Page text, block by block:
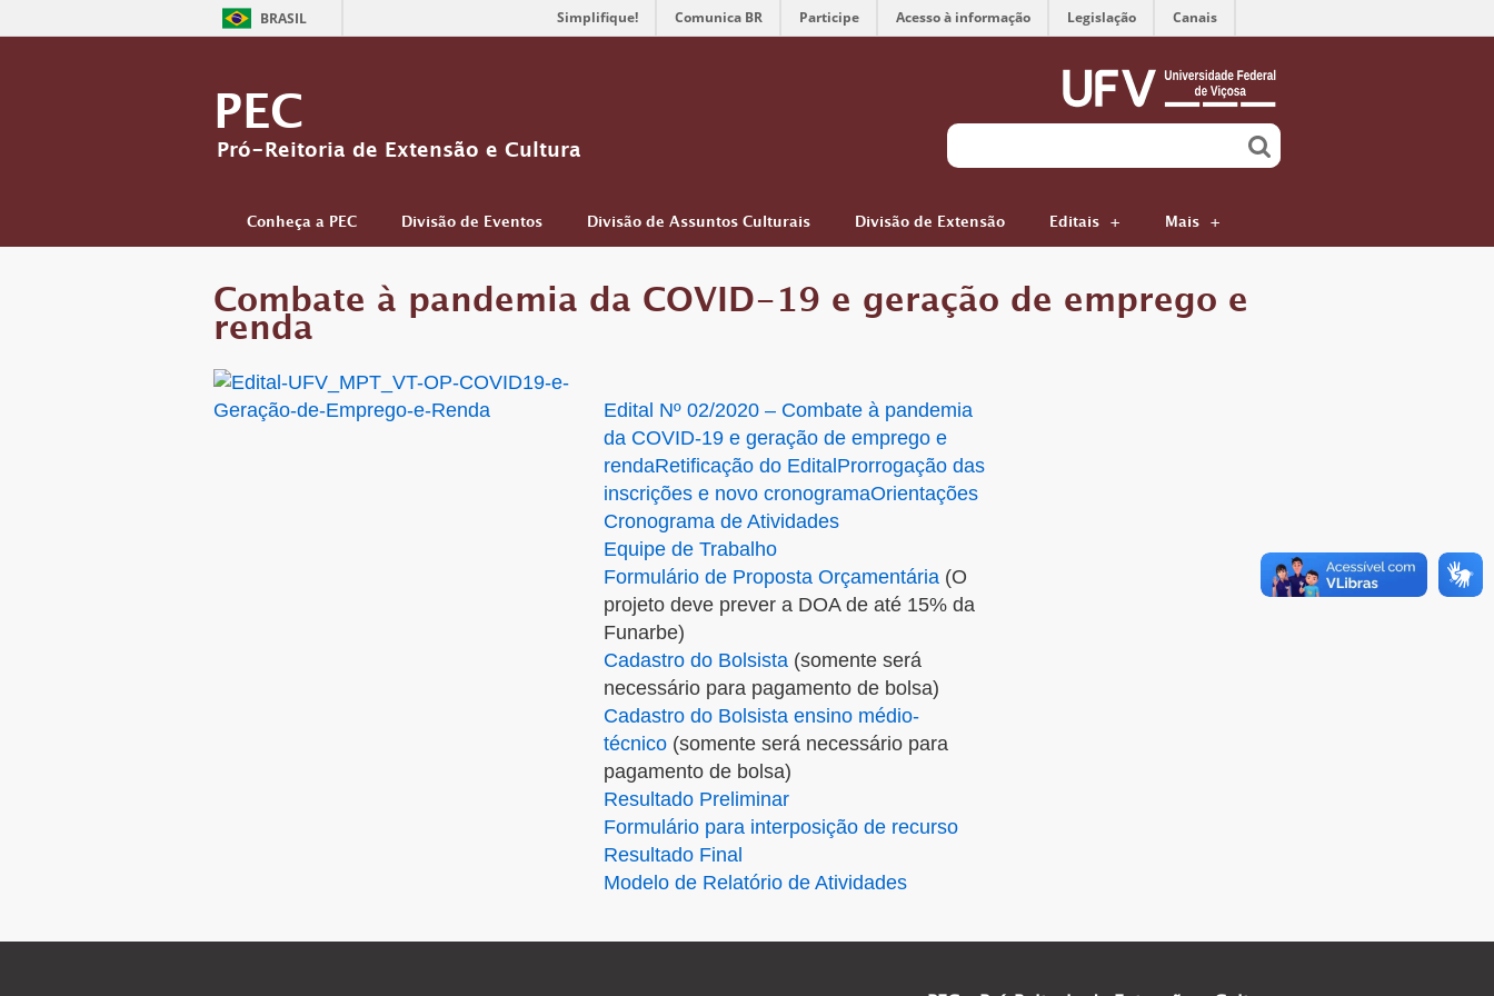
BRASIL Simplifique! Comunica BR Participe Acesso à informação Legislação Canais
PEC
Pró-Reitoria de Extensão e Cultura
Conheça a PEC Divisão de Eventos Divisão de Assuntos Culturais Divisão de Extensão Editais Mais
Combate à pandemia da COVID-19 e geração de emprego e
renda
Edital Nº 02/2020 – Combate à pandemia
da COVID-19 e geração de emprego e
rendaRetificação do Edital Prorrogação das
inscrições e novo cronogramaOrientações
Cronograma de Atividades
Equipe de Trabalho
Formulário de Proposta Orçamentária (O
projeto deve prever a DOA de até 15% da
Funarbe)
Cadastro do Bolsista (somente será
necessário para pagamento de bolsa)
Cadastro do Bolsista ensino médio-
técnico (somente será necessário para
pagamento de bolsa)
Resultado Preliminar
Formulário para interposição de recurso
Resultado Final
Modelo de Relatório de Atividades